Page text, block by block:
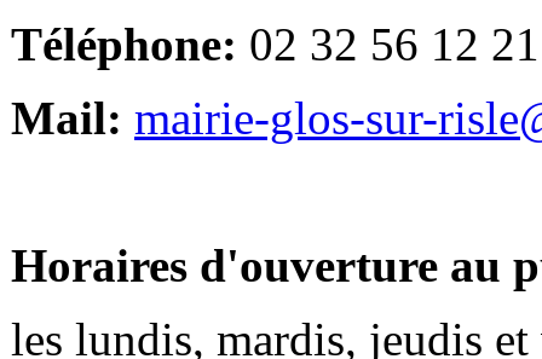
Téléphone: 02 32 56 12 21
Mail: mairie-glos-sur-
Horaires d'ouverture au
les lundis, mardis, jeudis et